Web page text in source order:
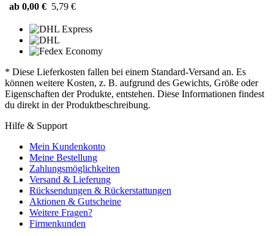
ab 0,00 € 5,79 €
* Diese Lieferkosten fallen bei einem Standard-Versand an. Es
können weitere Kosten, z. B. aufgrund des Gewichts, Größe oder
Eigenschaften der Produkte, entstehen. Diese Informationen findest
du direkt in der Produktbeschreibung.
Hilfe & Support
Mein Kundenkonto
Meine Bestellung
Zahlungsmöglichkeiten
Versand & Lieferung
Rücksendungen & Rückerstattungen
Aktionen & Gutscheine
Weitere Fragen?
Firmenkunden